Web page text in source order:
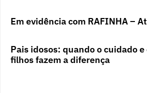
Em evidência com RAFINHA –
Pais idosos: quando o cuidado
filhos fazem a diferença